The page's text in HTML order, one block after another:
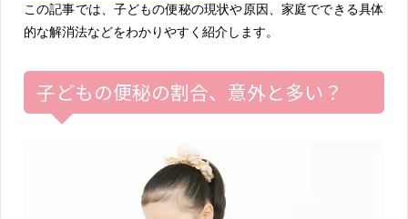
この記事では、子どもの便秘の現状や原因、家庭でできる具体
的な解消法などをわかりやすく紹介します。
子どもの便秘の割合、意外と多い？